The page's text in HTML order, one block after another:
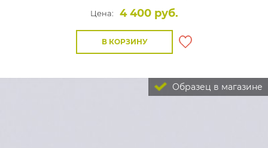
Цена:
4 400 руб.
В КОРЗИНУ
Образец в магазине